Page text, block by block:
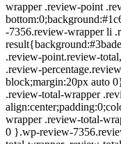
wrapper .review-point
-7356.review-wrapper li
.review-point.review-
.review-
block;margin:20px auto
.review-total-wrapper
wrapper .review-total-
0 }.wp-review-